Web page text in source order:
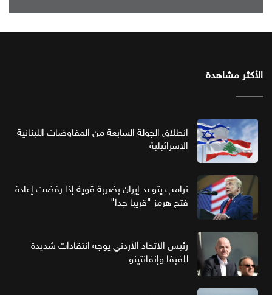
الأكثر مشاهدة
انطلاق الجولة السابعة من المفاوضات اللبنانية
الإسرائيلية
ترامب يتوعد إيران بضربة قوية إذا رفضت إعادة
فتح هرمز "قريبا جدا"
رئيس الاتحاد الأردني يوجه انتقادات شديدة
للفيفا وإنفانتينو